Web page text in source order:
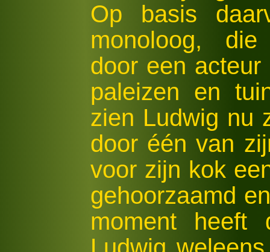
Op basis
monoloog,
door een
paleizen en
zien Ludwig nu
door één van
voor zijn kok
gehoorzaamd
moment heeft